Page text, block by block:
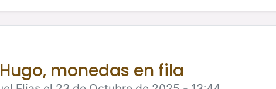
monedas en fila